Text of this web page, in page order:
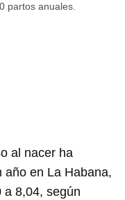
partos anuales.
al nacer ha
año en La Habana,
a 8,04, según